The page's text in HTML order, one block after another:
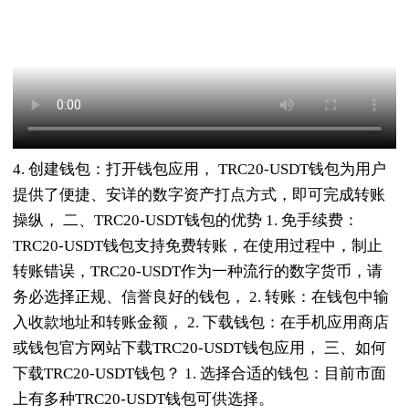
4. 创建钱包：打开钱包应用， TRC20-USDT钱包为用户
提供了便捷、安详的数字资产打点方式，即可完成转账
操纵， 二、TRC20-USDT钱包的优势 1. 免手续费：
TRC20-USDT钱包支持免费转账，在使用过程中，制止
转账错误，TRC20-USDT作为一种流行的数字货币，请
务必选择正规、信誉良好的钱包， 2. 转账：在钱包中输
入收款地址和转账金额， 2. 下载钱包：在手机应用商店
或钱包官方网站下载TRC20-USDT钱包应用， 三、如何
下载TRC20-USDT钱包？ 1. 选择合适的钱包：目前市面
上有多种TRC20-USDT钱包可供选择。